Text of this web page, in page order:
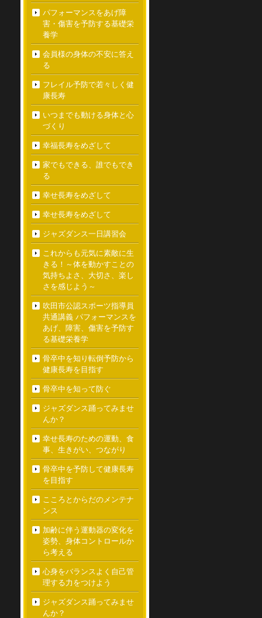
パフォーマンスをあげ障
害・傷害を予防する基礎栄
養学
会員様の身体の不安に答え
る
フレイル予防で若々しく健
康長寿
いつまでも動ける身体と心
づくり
幸福長寿をめざして
家でもできる、誰でもでき
る
幸せ長寿をめざして
幸せ長寿をめざして
ジャズダンス一日講習会
これからも元気に素敵に生
きる！～体を動かすことの
気持ちよさ、大切さ、楽し
さを感じよう～
吹田市公認スポーツ指導員
共通講義 パフォーマンスを
あげ、障害、傷害を予防す
る基礎栄養学
骨卒中を知り転倒予防から
健康長寿を目指す
骨卒中を知って防ぐ
ジャズダンス踊ってみませ
んか？
幸せ長寿のための運動、食
事、生きがい、つながり
骨卒中を予防して健康長寿
を目指す
こころとからだのメンテナ
ンス
加齢に伴う運動器の変化を
姿勢、身体コントロールか
ら考える
心身をバランスよく自己管
理する力をつけよう
ジャズダンス踊ってみませ
んか？